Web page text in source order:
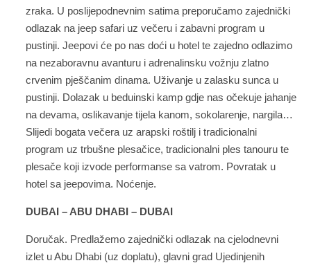
zraka. U poslijepodnevnim satima preporučamo zajednički
odlazak na jeep safari uz večeru i zabavni program u
pustinji. Jeepovi će po nas doći u hotel te zajedno odlazimo
na nezaboravnu avanturu i adrenalinsku vožnju zlatno
crvenim pješčanim dinama. Uživanje u zalasku sunca u
pustinji. Dolazak u beduinski kamp gdje nas očekuje jahanje
na devama, oslikavanje tijela kanom, sokolarenje, nargila…
Slijedi bogata večera uz arapski roštilj i tradicionalni
program uz trbušne plesačice, tradicionalni ples tanouru te
plesače koji izvode performanse sa vatrom. Povratak u
hotel sa jeepovima. Noćenje.
DUBAI – ABU DHABI – DUBAI
Doručak. Predlažemo zajednički odlazak na cjelodnevni
izlet u Abu Dhabi (uz doplatu), glavni grad Ujedinjenih